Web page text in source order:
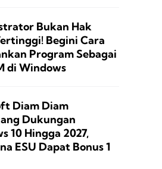
Bukan Hak
Begini Cara
Program Sebagai
di Windows
Diam Diam
Dukungan
10 Hingga 2027,
ESU Dapat Bonus 1